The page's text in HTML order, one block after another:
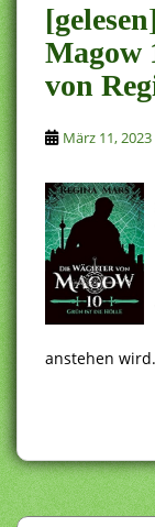
Magow
von
März 11, 2023
anstehen wird.